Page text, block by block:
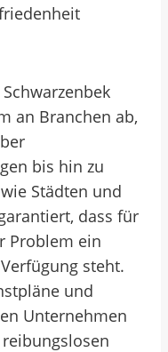
an Branchen ab,
bis hin zu
Städten und
dass für
Problem ein
steht.
und
Unternehmen